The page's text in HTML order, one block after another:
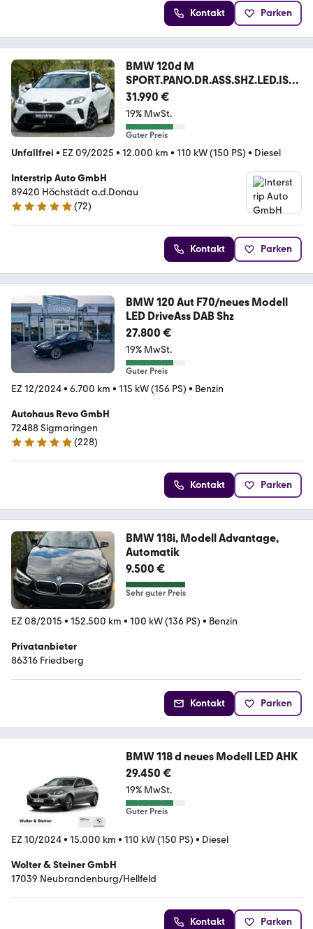
Kontakt Parken
BMW 120d M
SPORT.PANO.DR.ASS.SHZ.LED.ISO.
NEU MODELL
31.990 €
19% MwSt.
Guter Preis
Unfallfrei • EZ 09/2025 • 12.000 km • 110 kW (150 PS) • Diesel
Interstrip Auto GmbH
89420 Höchstädt a.d.Donau
4.9 Sterne
(72)
Kontakt Parken
BMW 120 Aut F70/neues Modell
LED DriveAss DAB Shz
27.800 €
19% MwSt.
Guter Preis
EZ 12/2024• 6.700 km • 115 kW (156 PS) • Benzin
Autohaus Revo GmbH
72488 Sigmaringen
4.9 Sterne
(228)
Kontakt Parken
BMW 118i, Modell Advantage,
Automatik
9.500 €
Sehr guter Preis
EZ 08/2015 • 152.500 km • 100 kW (136 PS) • Benzin
Privatanbieter
86316 Friedberg
Kontakt Parken
BMW 118 d neues Modell LED AHK
29.450 €
19% MwSt.
Guter Preis
EZ 10/2024• 15.000 km • 110 kW (150 PS) • Diesel
Wolter & Steiner GmbH
17039 Neubrandenburg/Hellfeld
Kontakt Parken